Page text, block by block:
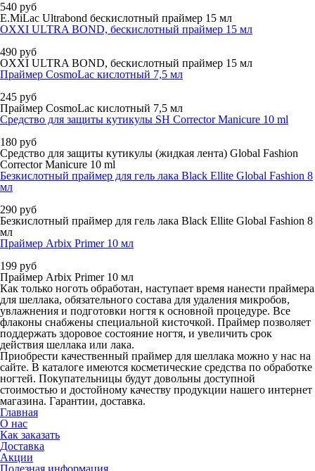
540 руб
E.MiLac Ultrabond бескислотный праймер 15 мл
OXXI ULTRA BOND, бескислотный праймер 15 мл
490 руб
OXXI ULTRA BOND, бескислотный праймер 15 мл
Праймер CosmoLac кислотный 7,5 мл
245 руб
Праймер CosmoLac кислотный 7,5 мл
Средство для защиты кутикулы SH Corrector Manicure 10 ml
180 руб
Средство для защиты кутикулы (жидкая лента) Global Fashion
Corrector Manicure 10 ml
Безкислотный праймер для гель лака Black Ellitе Global Fashion 8
мл
290 руб
Безкислотный праймер для гель лака Black Ellitе Global Fashion 8
мл
Праймер Arbix Primer 10 мл
199 руб
Праймер Arbix Primer 10 мл
Как только ноготь обработан, наступает время нанести праймера
для шеллака, обязательного состава для удаления микробов,
увлажнения и подготовки ногтя к основной процедуре. Все
флаконы снабжены специальной кисточкой. Праймер позволяет
поддержать здоровое состояние ногтя, и увеличить срок
действия шеллака или лака.
Приобрести качественный праймер для шеллака можно у нас на
сайте. В каталоге имеются косметические средства по обработке
ногтей. Покупательницы будут довольны доступной
стоимостью и достойному качеству продукции нашего интернет
магазина. Гарантии, доставка.
Главная
О нас
Как заказать
Доставка
Акции
Полезная информация